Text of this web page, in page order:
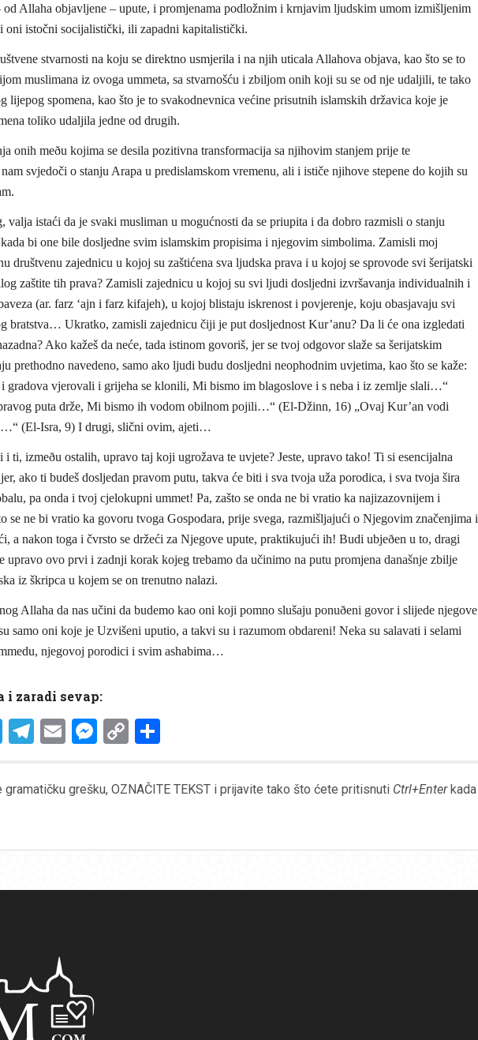
Allaha objavljene – upute, i promjenama podložnim i krnjavim ljudskim umom izmišljenim
oni istočni socijalistički, ili zapadni kapitalistički.
stvarnosti na koju se direktno usmjerila i na njih uticala Allahova objava, kao što se to
muslimana iz ovoga ummeta, sa stvarnošću i zbiljom onih koji su se od nje udaljili, te tako
lijepog spomena, kao što je to svakodnevnica većine prisutnih islamskih državica koje je
toliko udaljila jedne od drugih.
onih meðu kojima se desila pozitivna transformacija sa njihovim stanjem prije te
svjedoči o stanju Arapa u predislamskom vremenu, ali i ističe njihove stepene do kojih su
valja istaći da je svaki musliman u mogućnosti da se priupita i da dobro razmisli o stanju
bi one bile dosljedne svim islamskim propisima i njegovim simbolima. Zamisli moj
društvenu zajednicu u kojoj su zaštićena sva ljudska prava i u kojoj se sprovode svi šerijatski
zaštite tih prava? Zamisli zajednicu u kojoj su svi ljudi dosljedni izvršavanja individualnih i
(ar. farz ‘ajn i farz kifajeh), u kojoj blistaju iskrenost i povjerenje, koju obasjavaju svi
bratstva… Ukratko, zamisli zajednicu čiji je put dosljednost Kur’anu? Da li će ona izgledati
Ako kažeš da neće, tada istinom govoriš, jer se tvoj odgovor slaže sa šerijatskim
prethodno navedeno, samo ako ljudi budu dosljedni neophodnim uvjetima, kao što se kaže:
i gradova vjerovali i grijeha se klonili, Mi bismo im blagoslove i s neba i iz zemlje slali…“
puta drže, Mi bismo ih vodom obilnom pojili…“ (El-Džinn, 16) „Ovaj Kur’an vodi
(El-Isra, 9) I drugi, slični ovim, ajeti…
i ti, izmeðu ostalih, upravo taj koji ugrožava te uvjete? Jeste, upravo tako! Ti si esencijalna
ako ti budeš dosljedan pravom putu, takva će biti i sva tvoja uža porodica, i sva tvoja šira
pa onda i tvoj cjelokupni ummet! Pa, zašto se onda ne bi vratio ka najizazovnijem i
se ne bi vratio ka govoru tvoga Gospodara, prije svega, razmišljajući o Njegovim značenjima i
a nakon toga i čvrsto se držeći za Njegove upute, praktikujući ih! Budi ubjeðen u to, dragi
upravo ovo prvi i zadnji korak kojeg trebamo da učinimo na putu promjena današnje zbilje
iz škripca u kojem se on trenutno nalazi.
Allaha da nas učini da budemo kao oni koji pomno slušaju ponuðeni govor i slijede njegove
samo oni koje je Uzvišeni uputio, a takvi su i razumom obdareni! Neka su salavati i selami
njegovoj porodici i svim ashabima…
i zaradi sevap:
Twitter
Telegram
EmailMessenger
CopyShare
grešku, OZNAČITE TEKST i prijavite tako što ćete pritisnuti Ctrl+Enterkada